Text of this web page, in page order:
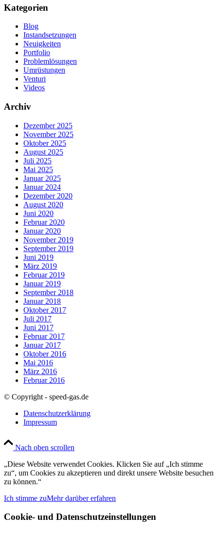
Kategorien
Blog
Instandsetzungen
Neuigkeiten
Portfolio
Problemlösungen
Umrüstungen
Venturi
Videos
Archiv
Dezember 2025
November 2025
Oktober 2025
August 2025
Juli 2025
Mai 2025
Januar 2025
Januar 2024
Dezember 2020
August 2020
Juni 2020
Februar 2020
Januar 2020
November 2019
September 2019
Juni 2019
März 2019
Februar 2019
Januar 2019
September 2018
Januar 2018
Oktober 2017
Juli 2017
Juni 2017
Februar 2017
Januar 2017
Oktober 2016
Mai 2016
März 2016
Februar 2016
© Copyright - speed-gas.de
Datenschutzerklärung
Impressum
Nach oben scrollen
„Diese Website verwendet Cookies. Klicken Sie auf „Ich stimme
zu“, um Cookies zu akzeptieren und direkt unsere Website besuchen
zu können.“
Ich stimme zuMehr darüber erfahren
Cookie- und Datenschutzeinstellungen